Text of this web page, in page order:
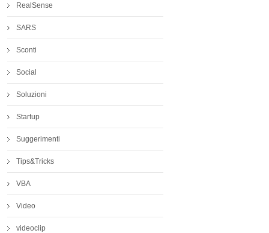
RealSense
SARS
Sconti
Social
Soluzioni
Startup
Suggerimenti
Tips&Tricks
VBA
Video
videoclip